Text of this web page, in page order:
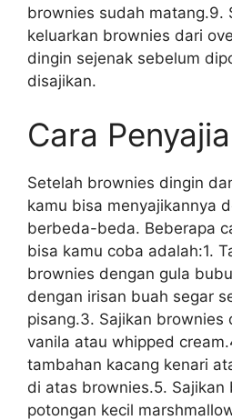
brownies sudah matang.9.
keluarkan brownies dari
dingin sejenak sebelum
disajikan.
Cara
Setelah brownies dingin
kamu bisa menyajikannya
berbeda-beda. Beberapa
bisa kamu coba adalah:1.
brownies dengan gula
dengan irisan buah segar
pisang.3. Sajikan brownies
vanila atau whipped
tambahan kacang kenari
di atas brownies.5. Sajikan
potongan kecil